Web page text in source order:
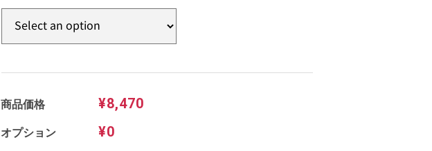
商品価格 ¥8,470
オプション ¥0